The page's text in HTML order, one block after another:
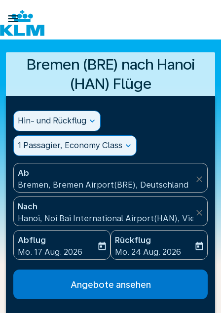

Bremen (BRE) nach Hanoi
(HAN) Flüge
Hin- und Rückflug expand_more
1 Passagier, Economy Class expand_more
Ab
Bremen, Bremen Airport(BRE), Deutschland
close
Nach
Hanoi, Noi Bai International Airport(HAN), Vietnam
close
Abflug
fc-booking-departure-date-aria-label
Mo. 17 Aug. 2026
today
Rückflug
fc-booking-return-date-
Mo. 24 Aug. 2026
today
Angebote ansehen